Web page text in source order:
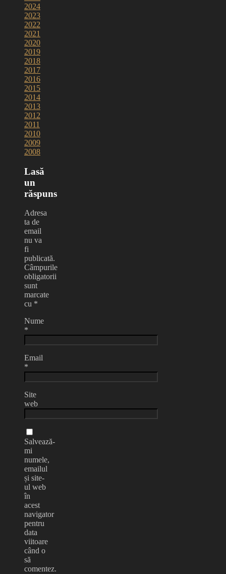
2024
2023
2022
2021
2020
2019
2018
2017
2016
2015
2014
2013
2012
2011
2010
2009
2008
Lasă
un
răspuns
Adresa
ta de
email
nu va
fi
publicată.
Câmpurile
obligatorii
sunt
marcate
cu *
Nume
*
Email
*
Site
web
Salvează-
mi
numele,
emailul
și site-
ul web
în
acest
navigator
pentru
data
viitoare
când o
să
comentez.